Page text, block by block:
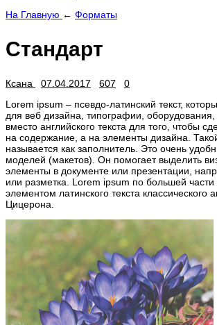
На Главную ← Форматы
Стандарт
Ксана 07.04.2017 607
0
Lorem ipsum – псевдо-латинский текст,
для веб дизайна, типографии, оборудования,
вместо английского текста для того, чтобы
на содержание, а на элементы дизайна.
называется как заполнитель. Это очень
моделей (макетов). Он помогает выделить
элементы в документе или презентации,
или разметка. Lorem ipsum по большей части
элементом латинского текста
Цицерона.